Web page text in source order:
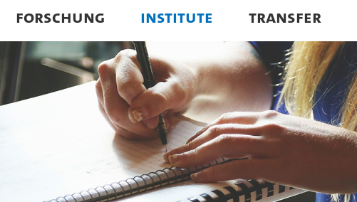
FORSCHUNG INSTITUTE TRANSFER